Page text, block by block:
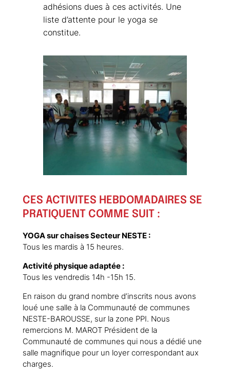
adhésions dues à ces activités. Une
liste d’attente pour le yoga se
constitue.
CES ACTIVITES HEBDOMADAIRES SE
PRATIQUENT COMME SUIT :
YOGA sur chaises Secteur NESTE :
Tous les mardis à 15 heures.
Activité physique adaptée :
Tous les vendredis 14h -15h 15.
En raison du grand nombre d’inscrits nous avons
loué une salle à la Communauté de communes
NESTE-BAROUSSE, sur la zone PPI. Nous
remercions M. MAROT Président de la
Communauté de communes qui nous a dédié une
salle magnifique pour un loyer correspondant aux
charges.